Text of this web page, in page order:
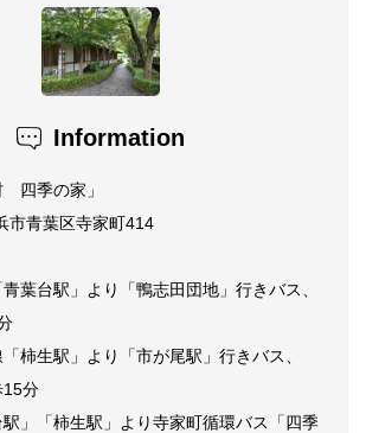
Information
四季の家」
市青葉区寺家町414
葉台駅」より「鴨志田団地」行きバス、
柿生駅」より「市が尾駅」行きバス、
15分
駅」「柿生駅」より寺家町循環バス「四季